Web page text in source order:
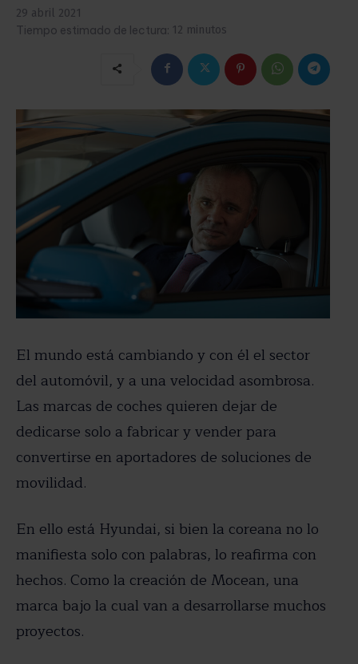
29 abril 2021
Tiempo estimado de lectura: 12 minutos
El mundo está cambiando y con él el sector
del automóvil, y a una velocidad asombrosa.
Las marcas de coches quieren dejar de
dedicarse solo a fabricar y vender para
convertirse en aportadores de soluciones de
movilidad.
En ello está Hyundai, si bien la coreana no lo
manifiesta solo con palabras, lo reafirma con
hechos. Como la creación de Mocean, una
marca bajo la cual van a desarrollarse muchos
proyectos.